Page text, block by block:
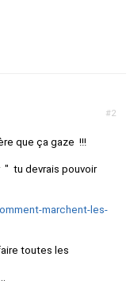
#2
que ça gaze !!!
tu devrais pouvoir
marchent-les-
toutes les